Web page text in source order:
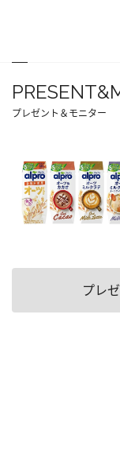
プレゼント＆モニター
プレ